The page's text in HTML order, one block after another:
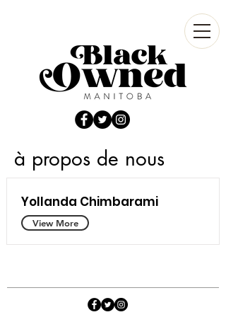
Yollanda Chimbarami
View More
à propos de nous